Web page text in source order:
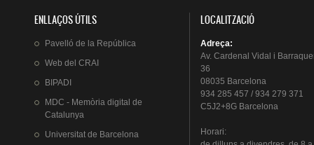
ENLLAÇOS ÚTILS
Pavelló de la República
Web del CRAI
BIPADI
MDC - Memòria digital de
Catalunya
Universitat de Barcelona
LOCALITZACIÓ
Adreça:
Av. Cardenal Vidal i
36
08035 Barcelona
934 285 457 / 934 279 371
C5J2+8G Barcelona
Horari: